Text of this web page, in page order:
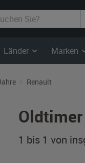
Länder Marken
Renault
1 bis 1 von